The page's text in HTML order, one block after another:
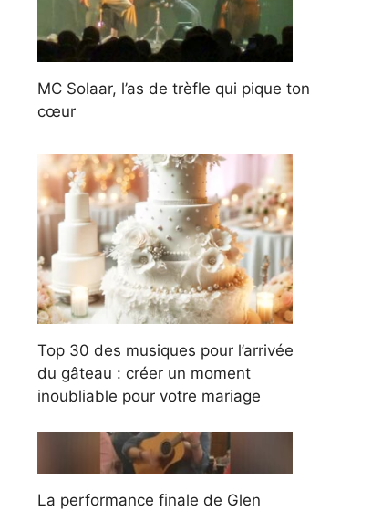
MC Solaar, l’as de trèfle qui pique ton
cœur
Top 30 des musiques pour l’arrivée
du gâteau : créer un moment
inoubliable pour votre mariage
La performance finale de Glen